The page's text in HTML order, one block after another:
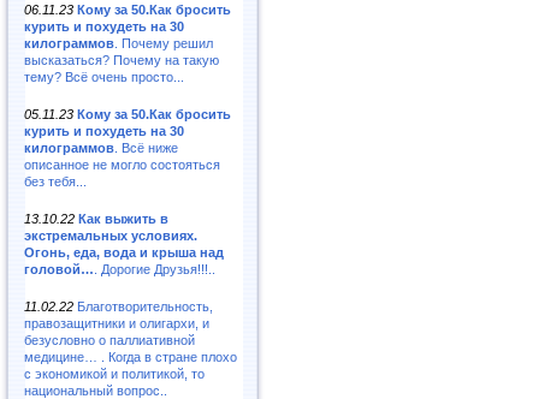
06.11.23 Кому за 50.Как бросить
курить и похудеть на 30
килограммов . Почему решил
высказаться? Почему на такую
тему? Всё очень просто...
05.11.23 Кому за 50.Как бросить
курить и похудеть на 30
килограммов . Всё ниже
описанное не могло состояться
без тебя...
13.10.22 Как выжить в
экстремальных условиях.
Огонь, еда, вода и крыша над
головой… . Дорогие Друзья!!!..
11.02.22 Благотворительность,
правозащитники и олигархи, и
безусловно о паллиативной
медицине… . Когда в стране плохо
с экономикой и политикой, то
национальный вопрос..